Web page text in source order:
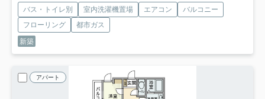
バス・トイレ別 室内洗濯機置場 エアコン
バルコニー
フローリング
都市ガス
新築
アパート